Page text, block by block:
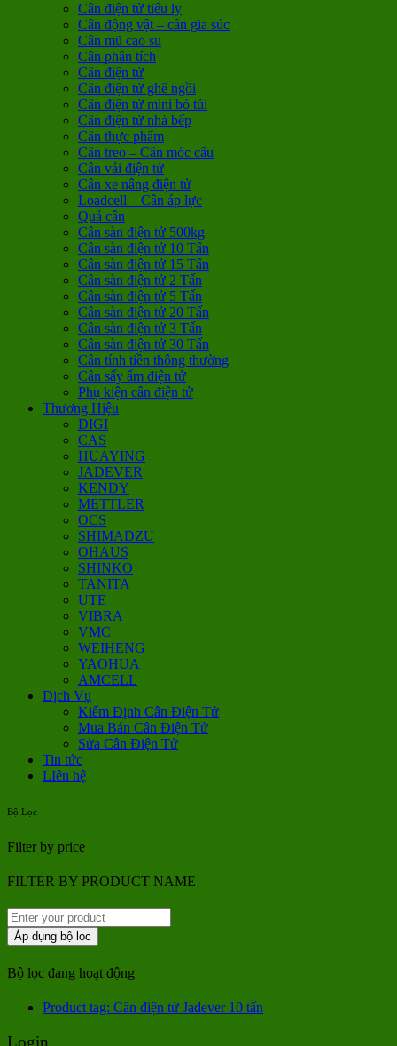
Cân điện tử tiểu ly
Cân động vật – cân gia súc
Cân mũ cao su
Cân phân tích
Cân điện tử
Cân điện tử ghế ngồi
Cân điện tử mini bỏ túi
Cân điện tử nhà bếp
Cân thực phẩm
Cân treo – Cân móc cẩu
Cân vải điện tử
Cân xe nâng điện tử
Loadcell – Cân áp lực
Quả cân
Cân sàn điện tử 500kg
Cân sàn điện tử 10 Tấn
Cân sàn điện tử 15 Tấn
Cân sàn điện tử 2 Tấn
Cân sàn điện tử 5 Tấn
Cân sàn điện tử 20 Tấn
Cân sàn điện tử 3 Tấn
Cân sàn điện tử 30 Tấn
Cân tính tiền thông thường
Cân sấy ẩm điện tử
Phụ kiện cân điện tử
Thương Hiệu
DIGI
CAS
HUAYING
JADEVER
KENDY
METTLER
OCS
SHIMADZU
OHAUS
SHINKO
TANITA
UTE
VIBRA
VMC
WEIHENG
YAOHUA
AMCELL
Dịch Vụ
Kiểm Định Cân Điện Tử
Mua Bán Cân Điện Tử
Sửa Cân Điện Tử
Tin tức
LIên hệ
Bộ Lọc
Filter by price
FILTER BY PRODUCT NAME
Áp dụng bộ lọc
Bộ lọc đang hoạt động
Product tag: Cân điện tử Jadever 10 tấn
Login